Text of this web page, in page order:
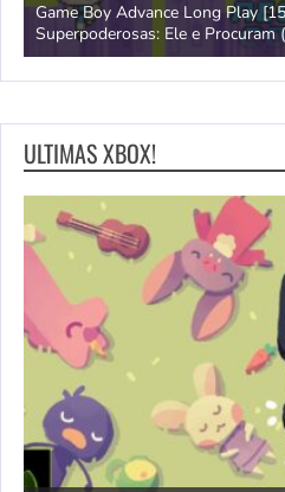
Game Boy Advance Long Play
Superpoderosas: Ele e
ULTIMAS XBOX!